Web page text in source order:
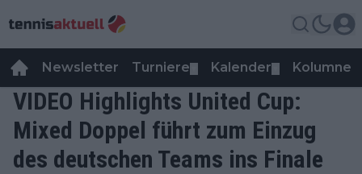
Newsletter Turniere Kalender Kolumnen
VIDEO Highlights United Cup:
Mixed Doppel führt zum Einzug
des deutschen Teams ins Finale